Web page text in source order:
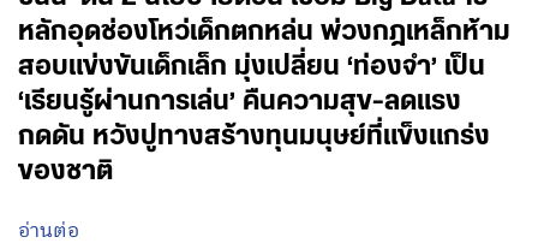
หลักอุดช่องโหว่เด็กตกหล่น พ่วงกฎเหล็กห้าม
สอบแข่งขันเด็กเล็ก มุ่งเปลี่ยน ‘ท่องจำ’ เป็น
‘เรียนรู้ผ่านการเล่น’ คืนความสุข-ลดแรง
กดดัน หวังปูทางสร้างทุนมนุษย์ที่แข็งแกร่ง
ของชาติ
อ่านต่อ